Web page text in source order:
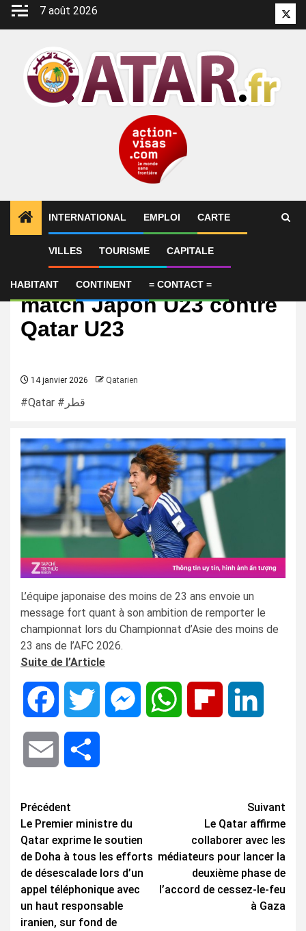
Aller
7 août 2026
INTERNATIONAL EMPLOI CARTE
VILLES TOURISME CAPITALE
HABITANT CONTINENT = CONTACT =
International
Diffusion en direct du
match Japon U23 contre
Qatar U23
14 janvier 2026 Qatarien
#Qatar #قطر
L’équipe japonaise des moins de 23 ans envoie un
message fort quant à son ambition de remporter le
championnat lors du Championnat d’Asie des moins de
23 ans de l’AFC 2026.
Suite de l’Article
Facebook Twitter MessengerWhatsApp Flipboard
Email
Navigation
d’article
Précédent
Le Premier ministre du
Qatar exprime le soutien
de Doha à tous les efforts
de désescalade lors d’un
appel téléphonique avec
un haut responsable
iranien, sur fond de
Suivant
Le Qatar affirme
collaborer avec les
médiateurs pour lancer la
deuxième phase de
l’accord de cessez-le-feu
à Gaza